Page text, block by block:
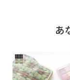
す。あ